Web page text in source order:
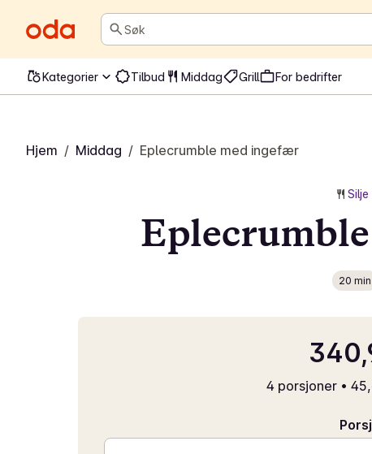
Søk
Kategorier Tilbud Middag Grill For bedrifter
Hjem / Middag / Eplecrumble med ingefær
Silje
20 min
4 porsjoner •